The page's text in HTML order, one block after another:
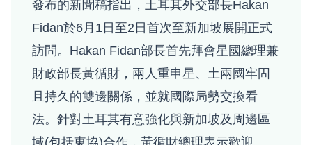
發布的新聞稿指出，土耳其外交部長Hakan
Fidan於6月1日至2日首次至新加坡展開正式
訪問。Hakan Fidan部長首先拜會星國總理兼
財政部長黃循財，兩人重申星、土兩國牢固
且持久的雙邊關係，並就國際局勢交換看
法。針對土耳其有意強化與新加坡及周邊區
域(包括東協)合作，黃循財總理表示歡迎。